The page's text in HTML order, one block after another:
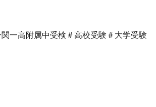
一高附属中受検＃高校受験＃大学受験